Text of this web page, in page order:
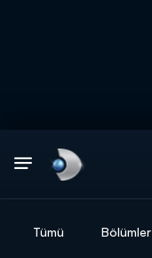
Tümü Bölümler